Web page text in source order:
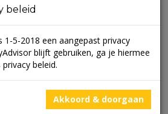
beleid
1-5-2018 een aangepast privacy
blijft gebruiken, ga je hiermee
privacy beleid.
Akkoord & doorgaan